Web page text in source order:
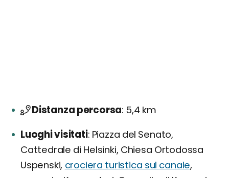
Distanza percorsa 5,4 km
Luoghi visitati Piazza del Senato,
Cattedrale di Helsinki, Chiesa Ortodossa
Uspenski, crociera turistica sul canale,